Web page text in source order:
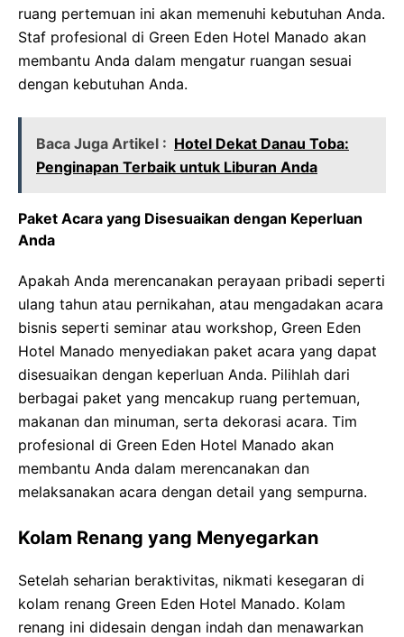
ruang pertemuan ini akan memenuhi kebutuhan Anda.
Staf profesional di Green Eden Hotel Manado akan
membantu Anda dalam mengatur ruangan sesuai
dengan kebutuhan Anda.
Baca Juga Artikel : Hotel Dekat Danau Toba:
Penginapan Terbaik untuk Liburan Anda
Paket Acara yang Disesuaikan dengan Keperluan
Anda
Apakah Anda merencanakan perayaan pribadi seperti
ulang tahun atau pernikahan, atau mengadakan acara
bisnis seperti seminar atau workshop, Green Eden
Hotel Manado menyediakan paket acara yang dapat
disesuaikan dengan keperluan Anda. Pilihlah dari
berbagai paket yang mencakup ruang pertemuan,
makanan dan minuman, serta dekorasi acara. Tim
profesional di Green Eden Hotel Manado akan
membantu Anda dalam merencanakan dan
melaksanakan acara dengan detail yang sempurna.
Kolam Renang yang Menyegarkan
Setelah seharian beraktivitas, nikmati kesegaran di
kolam renang Green Eden Hotel Manado. Kolam
renang ini didesain dengan indah dan menawarkan